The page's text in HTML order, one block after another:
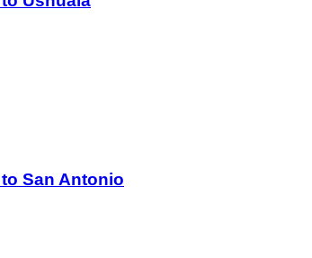
San Antonio